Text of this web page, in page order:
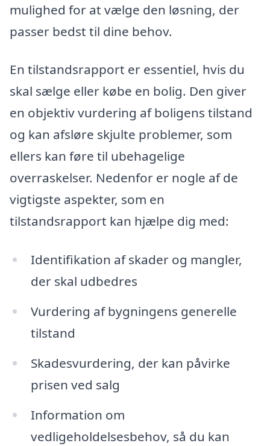
mulighed for at vælge den løsning, der
passer bedst til dine behov.
En tilstandsrapport er essentiel, hvis du
skal sælge eller købe en bolig. Den giver
en objektiv vurdering af boligens tilstand
og kan afsløre skjulte problemer, som
ellers kan føre til ubehagelige
overraskelser. Nedenfor er nogle af de
vigtigste aspekter, som en
tilstandsrapport kan hjælpe dig med:
Identifikation af skader og mangler,
der skal udbedres
Vurdering af bygningens generelle
tilstand
Skadesvurdering, der kan påvirke
prisen ved salg
Information om
vedligeholdelsesbehov, så du kan